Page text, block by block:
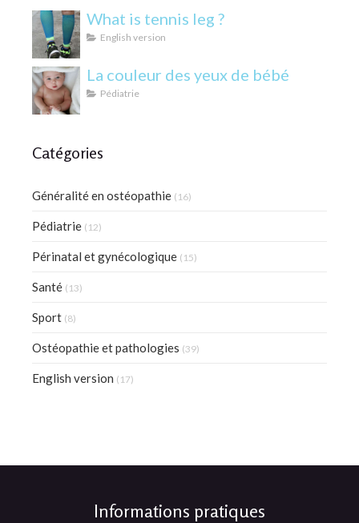
What is tennis leg ?
English version
La couleur des yeux de bébé
Pédiatrie
Catégories
Généralité en ostéopathie (16)
Pédiatrie (12)
Périnatal et gynécologique (15)
Santé (13)
Sport (8)
Ostéopathie et pathologies (39)
English version (17)
Informations pratiques